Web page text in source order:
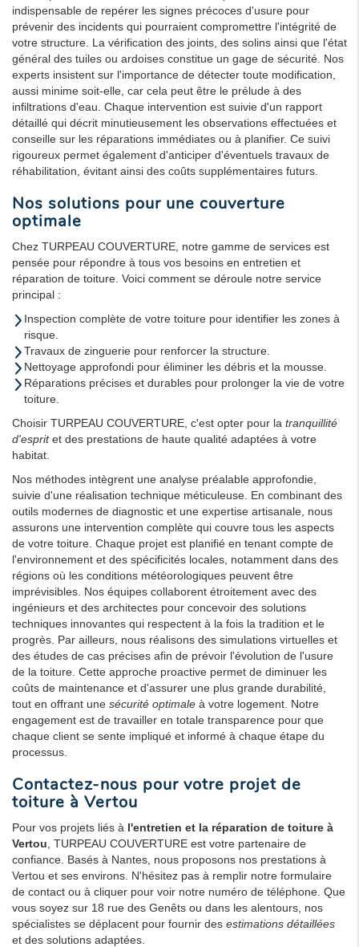
indispensable de repérer les signes précoces d'usure pour
prévenir des incidents qui pourraient compromettre l'intégrité de
votre structure. La vérification des joints, des solins ainsi que l'état
général des tuiles ou ardoises constitue un gage de sécurité. Nos
experts insistent sur l'importance de détecter toute modification,
aussi minime soit-elle, car cela peut être le prélude à des
infiltrations d'eau. Chaque intervention est suivie d'un rapport
détaillé qui décrit minutieusement les observations effectuées et
conseille sur les réparations immédiates ou à planifier. Ce suivi
rigoureux permet également d'anticiper d'éventuels travaux de
réhabilitation, évitant ainsi des coûts supplémentaires futurs.
Nos solutions pour une couverture
optimale
Chez TURPEAU COUVERTURE, notre gamme de services est
pensée pour répondre à tous vos besoins en entretien et
réparation de toiture. Voici comment se déroule notre service
principal :
Inspection complète de votre toiture pour identifier les zones à
risque.
Travaux de zinguerie pour renforcer la structure.
Nettoyage approfondi pour éliminer les débris et la mousse.
Réparations précises et durables pour prolonger la vie de votre
toiture.
Choisir TURPEAU COUVERTURE, c'est opter pour la tranquillité
d'espritet des prestations de haute qualité adaptées à votre
habitat.
Nos méthodes intègrent une analyse préalable approfondie,
suivie d'une réalisation technique méticuleuse. En combinant des
outils modernes de diagnostic et une expertise artisanale, nous
assurons une intervention complète qui couvre tous les aspects
de votre toiture. Chaque projet est planifié en tenant compte de
l'environnement et des spécificités locales, notamment dans des
régions où les conditions météorologiques peuvent être
imprévisibles. Nos équipes collaborent étroitement avec des
ingénieurs et des architectes pour concevoir des solutions
techniques innovantes qui respectent à la fois la tradition et le
progrès. Par ailleurs, nous réalisons des simulations virtuelles et
des études de cas précises afin de prévoir l'évolution de l'usure
de la toiture. Cette approche proactive permet de diminuer les
coûts de maintenance et d'assurer une plus grande durabilité,
tout en offrant une sécurité optimale à votre logement. Notre
engagement est de travailler en totale transparence pour que
chaque client se sente impliqué et informé à chaque étape du
processus.
Contactez-nous pour votre projet de
toiture à Vertou
Pour vos projets liés à l'entretien et la réparation de toiture à
Vertou , TURPEAU COUVERTURE est votre partenaire de
confiance. Basés à Nantes, nous proposons nos prestations à
Vertou et ses environs. N'hésitez pas à remplir notre formulaire
de contact ou à cliquer pour voir notre numéro de téléphone. Que
vous soyez sur 18 rue des Genêts ou dans les alentours, nos
spécialistes se déplacent pour fournir des estimations détaillées
et des solutions adaptées.